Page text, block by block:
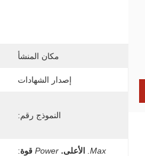
مكان المنشأ
إصدار الشهادات
النموذج رقم:
Max. الأعلى. Power قوة: